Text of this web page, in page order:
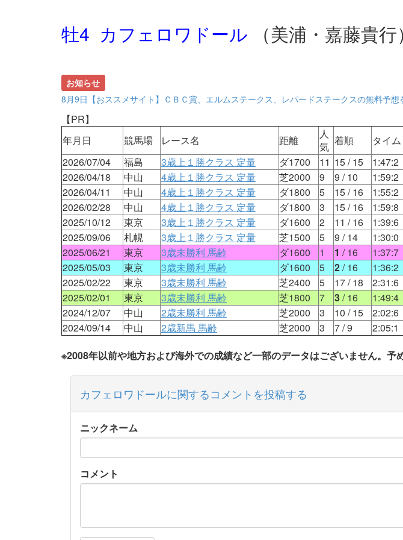
牡4 カフェロワドール （美浦・嘉藤貴行
お知らせ
8月9日【おススメサイト】ＣＢＣ賞、エルムステークス、レパードステークスの無料予想
【PR】
年月日
競馬場 レース名 距離
人
気 着順 タイム
2026/07/04
福島 3歳上１勝クラス 定量 ダ1700 11 15/ 15 1:47:2
2026/04/18
中山 4歳上１勝クラス 定量 芝2000 9 9 / 10 1:59:2
2026/04/11
中山 4歳上１勝クラス 定量 ダ1800 5 15/ 16 1:55:2
2026/02/28
中山 4歳上１勝クラス 定量 ダ1800 3 15/ 16 1:59:8
2025/10/12
東京 3歳上１勝クラス 定量 ダ1600 2 11 / 16 1:39:6
2025/09/06
札幌 3歳上１勝クラス 定量 芝1500 5 9 / 14 1:30:0
2025/06/21
東京 3歳未勝利 馬齢 ダ1600 1 1 / 16 1:37:7
2025/05/03
東京 3歳未勝利 馬齢 ダ1600 5 2/ 16 1:36:2
2025/02/22
東京 3歳未勝利 馬齢 芝2400 5 17/ 18 2:31:6
2025/02/01
東京 3歳未勝利 馬齢 芝1800 7 3/ 16 1:49:4
2024/12/07
中山 2歳未勝利 馬齢 芝2000 3 10 / 15 2:02:6
2024/09/14
中山 2歳新馬 馬齢 芝2000 3 7/ 9 2:05:1
※2008年以前や地方および海外での成績など一部のデータはございません。予
カフェロワドールに関するコメントを投稿する
ニックネーム
コメント